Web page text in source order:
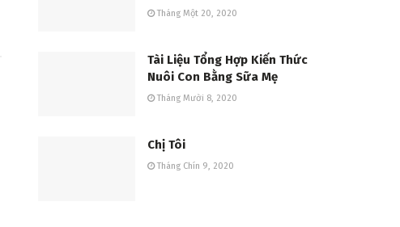
Tháng Một 20, 2020
Tài Liệu Tổng Hợp Kiến Thức
Nuôi Con Bằng Sữa Mẹ
Tháng Mười 8, 2020
Chị Tôi
Tháng Chín 9, 2020